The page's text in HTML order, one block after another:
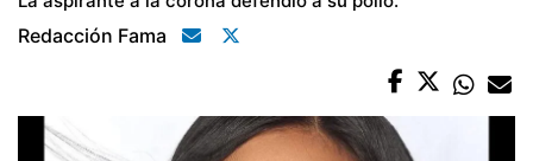
Redacción Fama